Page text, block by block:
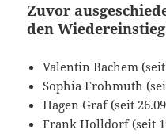
Zuvor
den
Valentin Bachem (seit
Sophia Frohmuth
Hagen Graf (seit
Frank Holldorf (seit